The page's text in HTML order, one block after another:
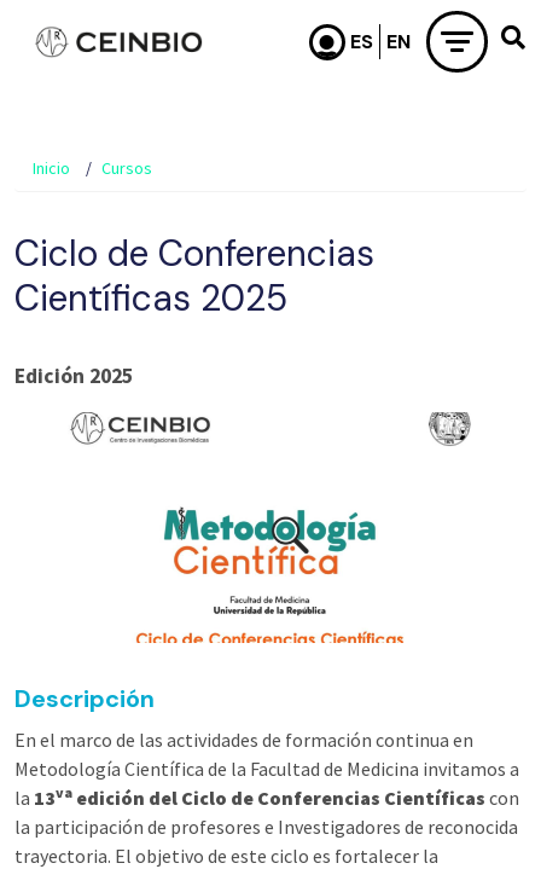
Pasar al contenido principal
Inicio Cursos
Ciclo de Conferencias
Científicas 2025
Edición 2025
Descripción
En el marco de las actividades de formación continua en
Metodología Científica de la Facultad de Medicina invitamos a
la 13va edición del Ciclo de Conferencias Científicas con
la participación de profesores e Investigadores de reconocida
trayectoria. El objetivo de este ciclo es fortalecer la